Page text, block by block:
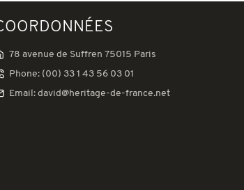
78 avenue de Suffren 75015 Paris
Phone: (00) 33 1 43 56 03 01
Email: david@heritage-de-france.net